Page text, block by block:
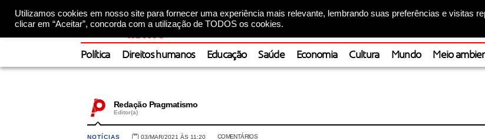
Utilizamos cookies em nosso site para fornecer uma experiência mais relevante, lembrando suas preferências e visitas
clicar em “Aceitar”, concorda com a utilização de TODOS os cookies.
Política Direitos humanos Educação Saúde Economia Cultura Mundo Meio
Redação Pragmatismo
Editor(a)
NOTÍCIAS 03/MAR/2021 ÀS 11:20 COMENTÁRIOS